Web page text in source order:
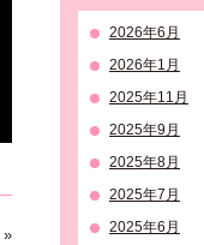
»
2026年6月
2026年1月
2025年11月
2025年9月
2025年8月
2025年7月
2025年6月